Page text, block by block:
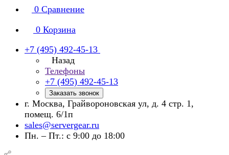
0 Сравнение
0 Корзина
+7 (495) 492-45-13
Назад
Телефоны
+7 (495) 492-45-13
Заказать звонок
г. Москва, Грайвороновская ул, д. 4 стр. 1,
помещ. 6/1п
sales@servergear.ru
Пн. – Пт.: с 9:00 до 18:00